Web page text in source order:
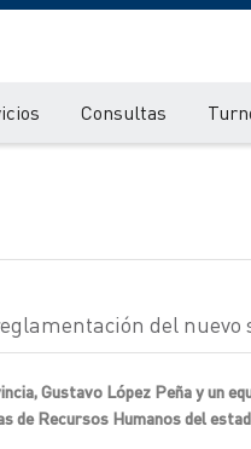
Consultas
del nuevo
Gustavo López Peña y un
de Recursos Humanos del